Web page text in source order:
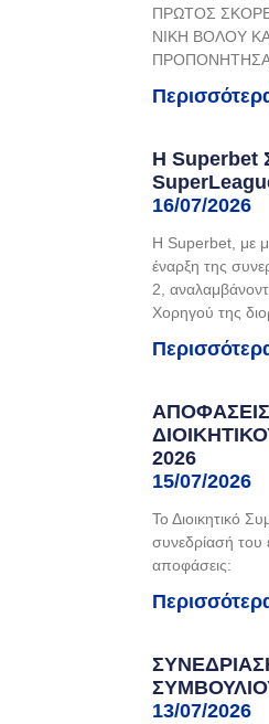
ΠΡΩΤΟΣ
ΝΙΚΗ ΒΟΛΟΥ
Η Superbet
16/07/2026
Η Superbet, με
έναρξη της
2,
Χορηγού της
2026
15/07/2026
Το Διοικητικό
συνεδρίασή
αποφάσεις:
13/07/2026